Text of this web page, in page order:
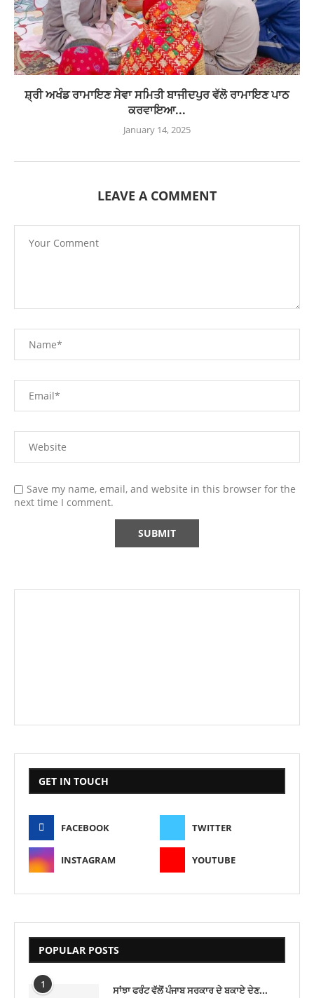
ਸ਼੍ਰੀ ਅਖੰਡ ਰਾਮਾਇਣ ਸੇਵਾ ਸਮਿਤੀ ਬਾਜੀਦਪੁਰ ਵੱਲੋ ਰਾਮਾਇਣ ਪਾਠ
ਕਰਵਾਇਆ...
January 14, 2025
LEAVE A COMMENT
Save my name, email, and website in this browser for the
next time I comment.
GET IN TOUCH
FACEBOOK TWITTER
INSTAGRAM YOUTUBE
POPULAR POSTS
1 ਸਾਂਝਾ ਫਰੰਟ ਵੱਲੋਂ ਪੰਜਾਬ ਸਰਕਾਰ ਦੇ ਬਕਾਏ ਦੇਣ...